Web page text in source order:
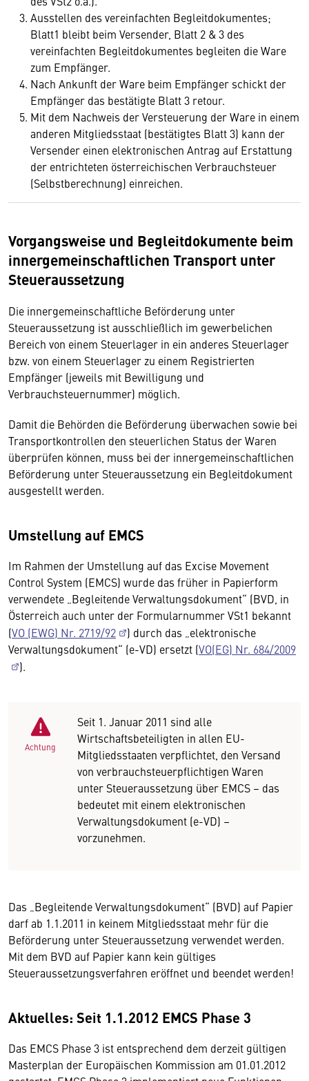
Ausstellen des vereinfachten Begleitdokumentes;
Blatt1 bleibt beim Versender, Blatt 2 & 3 des
vereinfachten Begleitdokumentes begleiten die Ware
zum Empfänger.
Nach Ankunft der Ware beim Empfänger schickt der
Empfänger das bestätigte Blatt 3 retour.
Mit dem Nachweis der Versteuerung der Ware in einem
anderen Mitgliedsstaat (bestätigtes Blatt 3) kann der
Versender einen elektronischen Antrag auf Erstattung
der entrichteten österreichischen Verbrauchsteuer
(Selbstberechnung) einreichen.
Vorgangsweise und Begleitdokumente beim
innergemeinschaftlichen Transport unter
Steueraussetzung
Die innergemeinschaftliche Beförderung unter
Steueraussetzung ist ausschließlich im gewerbelichen
Bereich von einem Steuerlager in ein anderes Steuerlager
bzw. von einem Steuerlager zu einem Registrierten
Empfänger (jeweils mit Bewilligung und
Verbrauchsteuernummer) möglich.
Damit die Behörden die Beförderung überwachen sowie bei
Transportkontrollen den steuerlichen Status der Waren
überprüfen können, muss bei der innergemeinschaftlichen
Beförderung unter Steueraussetzung ein Begleitdokument
ausgestellt werden.
Umstellung auf EMCS
Im Rahmen der Umstellung auf das Excise Movement
Control System (EMCS) wurde das früher in Papierform
verwendete „Begleitende Verwaltungsdokument“ (BVD, in
Österreich auch unter der Formularnummer VSt1 bekannt
(VO (EWG) Nr. 2719/92
) durch das „elektronische
Verwaltungsdokument“ (e-VD) ersetzt (VO(EG) Nr. 684/2009
).
Achtung
Seit 1. Januar 2011 sind alle
Wirtschaftsbeteiligten in allen EU-
Mitgliedsstaaten verpflichtet, den Versand
von verbrauchsteuerpflichtigen Waren
unter Steueraussetzung über EMCS – das
bedeutet mit einem elektronischen
Verwaltungsdokument (e-VD) –
vorzunehmen.
Das „Begleitende Verwaltungsdokument“ (BVD) auf Papier
darf ab 1.1.2011 in keinem Mitgliedsstaat mehr für die
Beförderung unter Steueraussetzung verwendet werden.
Mit dem BVD auf Papier kann kein gültiges
Steueraussetzungsverfahren eröffnet und beendet werden!
Aktuelles: Seit 1.1.2012 EMCS Phase 3
Das EMCS Phase 3 ist entsprechend dem derzeit gültigen
Masterplan der Europäischen Kommission am 01.01.2012